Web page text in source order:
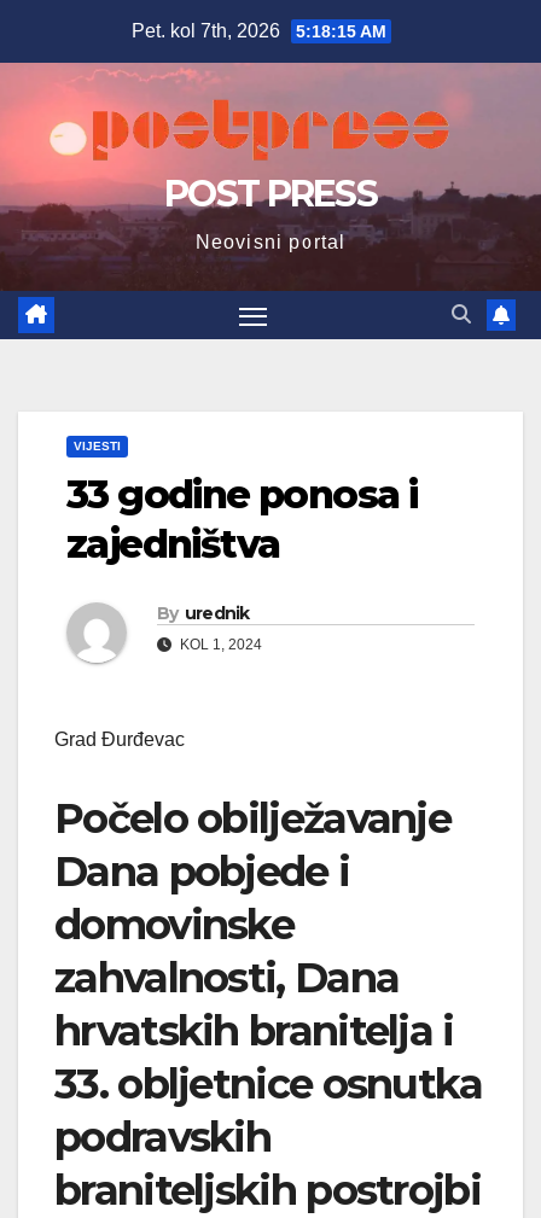
Pet. kol 7th, 2026 5:18:16 AM
POST PRESS
Neovisni portal
VIJESTI
33 godine ponosa i
zajedništva
By urednik
KOL 1, 2024
Grad Đurđevac
Počelo obilježavanje
Dana pobjede i
domovinske
zahvalnosti, Dana
hrvatskih branitelja i
33. obljetnice osnutka
podravskih
braniteljskih postrojbi